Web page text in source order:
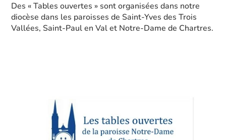
Des « Tables ouvertes » sont organisées dans notre
diocèse dans les paroisses de Saint-Yves des Trois
Vallées, Saint-Paul en Val et Notre-Dame de Chartres.